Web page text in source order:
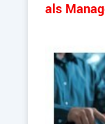
als